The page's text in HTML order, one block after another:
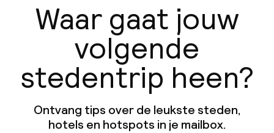
Waar gaat jouw
volgende
stedentrip heen?
Ontvang tips over de leukste steden,
hotels en hotspots in je mailbox.